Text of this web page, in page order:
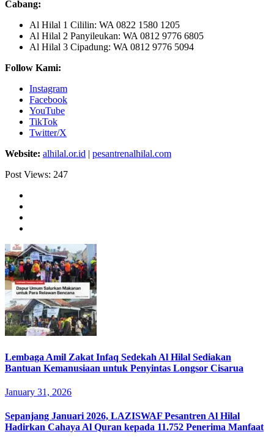
Cabang:
Al Hilal 1 Cililin: WA 0822 1580 1205
Al Hilal 2 Panyileukan: WA 0812 9776 6805
Al Hilal 3 Cipadung: WA 0812 9776 5094
Follow Kami:
Instagram
Facebook
YouTube
TikTok
Twitter/X
Website: alhilal.or.id | pesantrenalhilal.com
Post Views: 247
Lembaga Amil Zakat Infaq Sedekah Al Hilal Sediakan
Bantuan Kemanusiaan untuk Penyintas Longsor Cisarua
January 31, 2026
Sepanjang Januari 2026, LAZISWAF Pesantren Al Hilal
Hadirkan Cahaya Al Quran kepada 11.752 Penerima Manfaat